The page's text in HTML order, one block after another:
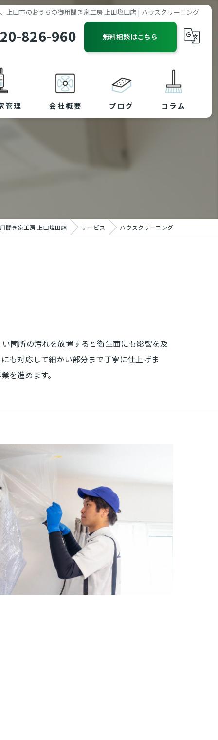
上田市のおうちの御用聞き家工房 上田塩田店 | ハウスクリーニング
826-960 無料相談はこちら
管理 会社概要 ブログ コラム
聞き家工房 上田塩田店 サービス ハウスクリーニング
箇所の汚れを放置すると衛生面にも影響を及
も対応して細かい部分まで丁寧に仕上げま
を進めます。